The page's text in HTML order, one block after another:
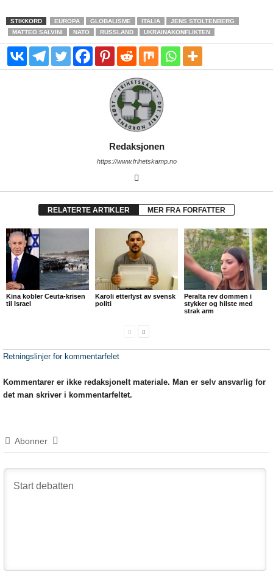
STIKKORD EUROPA GLOBALISME ITALIA
JENS STOLTENBERG
MATTEO SALVINI
NATO RUSSLAND UKRAINAKONFLIKTEN
Redaksjonen
https://www.frihetskamp.no
RELATERTE ARTIKLER MER FRA FORFATTER
Kina kobler Ceuta-krisen
til Israel
Karoli etterlyst av svensk
politi
Peralta rev dommen i
stykker og hilste med
strak arm
Retningslinjer for kommentarfelet
Kommentarer er ikke redaksjonelt materiale. Man er selv ansvarlig for
det man skriver i kommentarfeltet.
Abonner